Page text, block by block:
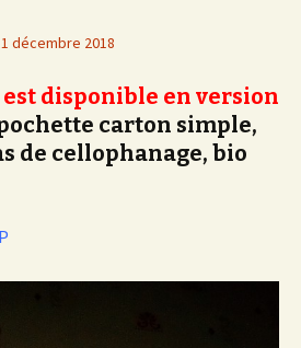
décembre 2018
est disponible en version
pochette carton simple,
de cellophanage, bio